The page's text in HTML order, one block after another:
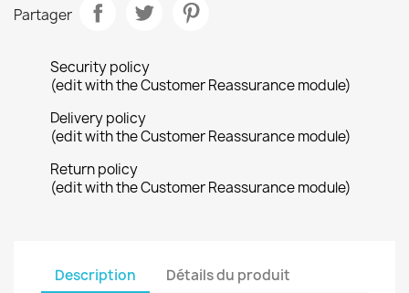
Partager
Security policy
(edit with the Customer Reassurance module)
Delivery policy
(edit with the Customer Reassurance module)
Return policy
(edit with the Customer Reassurance module)
Description Détails du produit